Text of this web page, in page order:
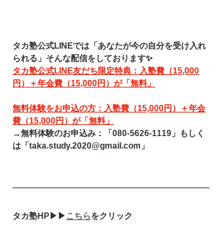
タカ塾公式LINEでは「あなたが今の自分を受け入れ
られる」そんな配信をしております✨
タカ塾公式LINE友だち限定特典：入塾費（15,000
円）＋年会費（15,000円）が「無料」
無料体験をお申込の方：入塾費（15,000円）＋年会
費（15,000円）が「無料」
→無料体験のお申込み：「080-5626-1119」もしく
は「taka.study.2020@gmail.com」
タカ塾HP▶︎▶︎こちらをクリック